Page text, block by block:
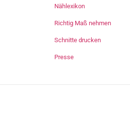
Nählexikon
Richtig Maß nehmen
Schnitte drucken
Presse